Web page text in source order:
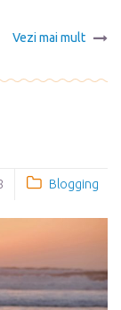
Vezi mai mult
Blogging